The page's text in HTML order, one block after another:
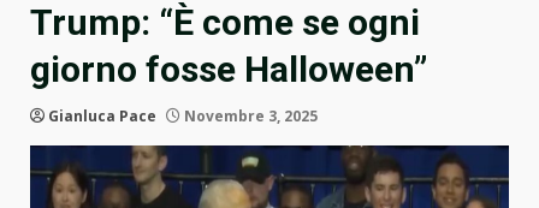
Trump: “È come se ogni
giorno fosse Halloween”
Gianluca Pace Novembre 3, 2025